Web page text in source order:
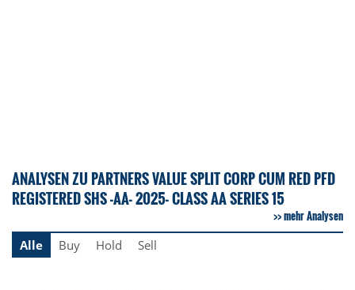
ANALYSEN ZU PARTNERS VALUE SPLIT CORP CUM RED PFD
REGISTERED SHS -AA- 2025- CLASS AA SERIES 15
mehr Analysen
Alle
Buy Hold Sell